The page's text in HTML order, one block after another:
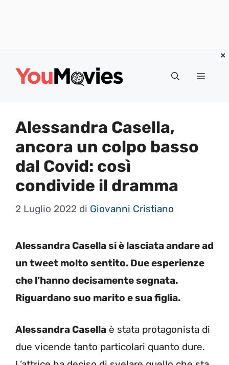
Menu
Alessandra Casella,
ancora un colpo basso
dal Covid: così
condivide il dramma
2 Luglio 2022 di Giovanni Cristiano
Alessandra Casella si è lasciata andare ad
un tweet molto sentito. Due esperienze
che l’hanno decisamente segnata.
Riguardano suo marito e sua figlia.
Alessandra Casella è stata protagonista di
due vicende tanto particolari quanto dure.